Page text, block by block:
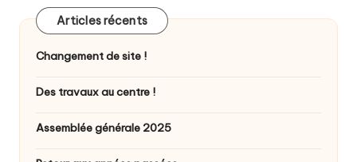
Articles récents
Changement de site !
Des travaux au centre !
Assemblée générale 2025